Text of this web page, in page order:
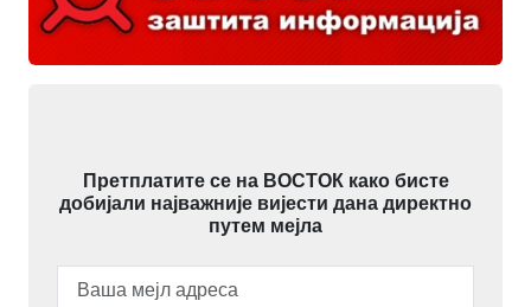
Претплатите се на ВОСТОК како бисте
добијали најважније вијести дана директно
путем мејла